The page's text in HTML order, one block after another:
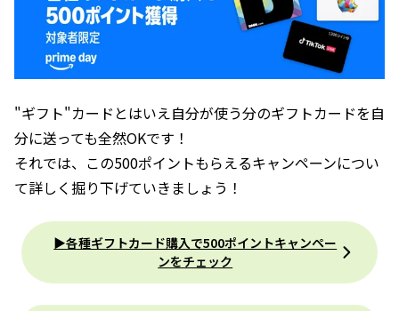
"ギフト"カードとはいえ自分が使う分のギフトカードを自
分に送っても全然OKです！
それでは、この500ポイントもらえるキャンペーンについ
て詳しく掘り下げていきましょう！
▶︎各種ギフトカード購入で500ポイントキャンペー
ンをチェック